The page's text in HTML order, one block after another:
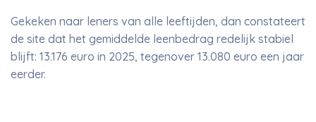
Gekeken naar leners van alle leeftijden, dan constateert
de site dat het gemiddelde leenbedrag redelijk stabiel
blijft: 13.176 euro in 2025, tegenover 13.080 euro een jaar
eerder.